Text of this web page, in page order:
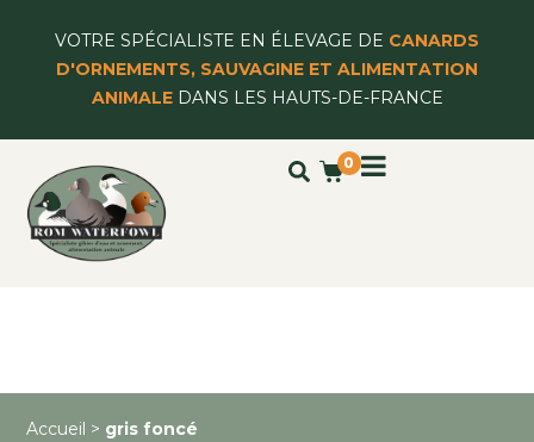
VOTRE SPÉCIALISTE EN ÉLEVAGE DE CANARDS
D'ORNEMENTS, SAUVAGINE ET ALIMENTATION
ANIMALEDANS LES HAUTS-DE-FRANCE
0
Accueil > gris foncé